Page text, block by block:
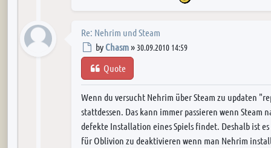
Wird Steam Oblivion nicht "updaten" und Nehrim
Updatefunktion fur Oblivion in Steam
Richtig, du musst das Update deaktivieren.
Re: Nehrim und Steam
Post
by Chasm» 30.09.2010 14:59
Quote
Wenn du versucht Nehrim über Steam zu updaten
stattdessen. Das kann immer passieren wenn Steam
defekte Installation eines Spiels findet. Deshalb ist
für Oblivion zu deaktivieren wenn man Nehrim